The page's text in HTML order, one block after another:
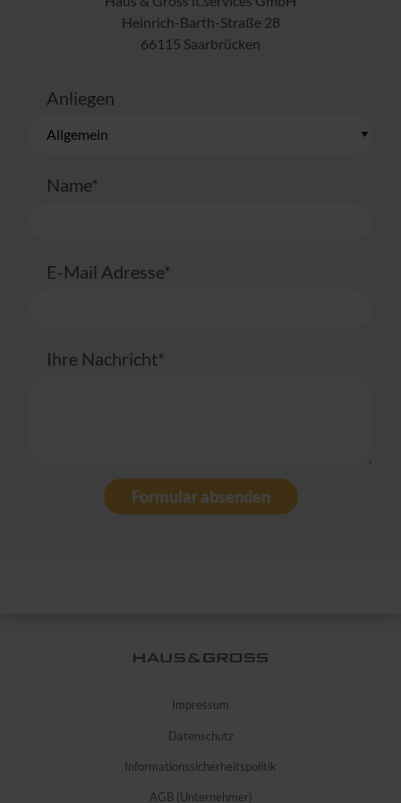
Heinrich-Barth-Straße 28
66115 Saarbrücken
Anliegen
Name*
E-Mail Adresse*
Ihre Nachricht*
Formular absenden
Impressum
Datenschutz
Informationssicherheitspolitik
AGB (Unternehmer)